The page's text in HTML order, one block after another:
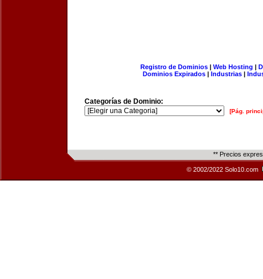
Registro de Dominios| Web Hosting |
Dominios Expirados | Industrias |
Categorías de Dominio:
[Pág.
** Precios
© 2002/2022 Solo10.com